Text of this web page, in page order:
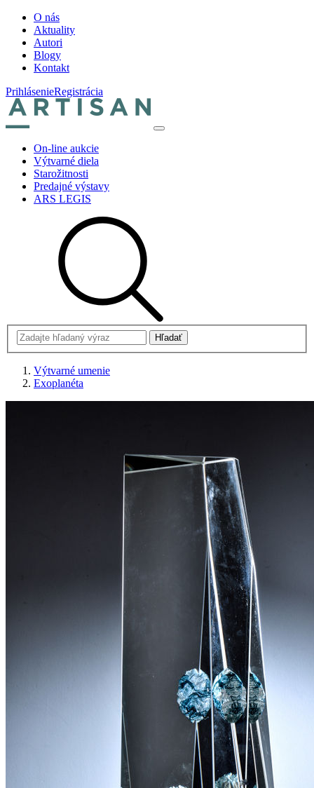
O nás
Aktuality
Autori
Blogy
Kontakt
PrihlásenieRegistrácia
On-line aukcie
Výtvarné diela
Starožitnosti
Predajné výstavy
ARS LEGIS
Výtvarné umenie
Exoplanéta